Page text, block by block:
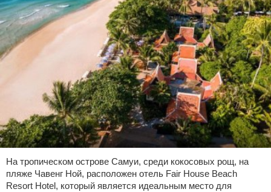
На тропическом острове Самуи, среди кокосовых рощ, на
пляже Чавенг Ной, расположен отель Fair House Beach
Resort Hotel, который является идеальным место для